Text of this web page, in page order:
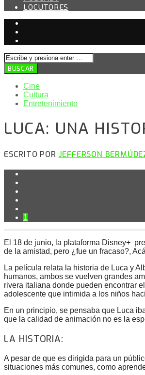
LOCUTORES
Cine
Cultura
Entretenimiento
LUCA: UNA
ESCRITO POR JEFFERSON
1
El 18 de junio, la plataforma Disney+
de la amistad, pero ¿fue un fracaso?,
La película relata la historia de Luca y
humanos, ambos se vuelven grandes
rivera italiana donde pueden encontrar
adolescente que intimida a los niños
En un principio, se pensaba que Luca
que la calidad de animación no es la
LA HISTORIA:
A pesar de que es dirigida para un
situaciones más comunes, como